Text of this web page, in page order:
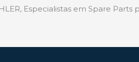
Especialistas em Spare Parts